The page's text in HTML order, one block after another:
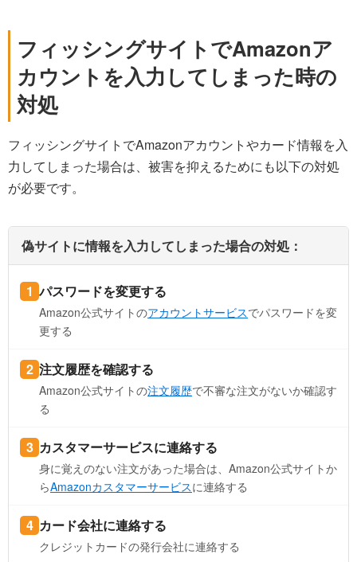
フィッシングサイトでAmazonア
カウントを入力してしまった時の
対処
フィッシングサイトでAmazonアカウントやカード情報を入
力してしまった場合は、被害を抑えるためにも以下の対処
が必要です。
偽サイトに情報を入力してしまった場合の対処：
パスワードを変更する
Amazon公式サイトのアカウントサービスでパスワードを変
更する
注文履歴を確認する
Amazon公式サイトの注文履歴で不審な注文がないか確認す
る
カスタマーサービスに連絡する
身に覚えのない注文があった場合は、Amazon公式サイトか
らAmazonカスタマーサービスに連絡する
カード会社に連絡する
クレジットカードの発行会社に連絡する